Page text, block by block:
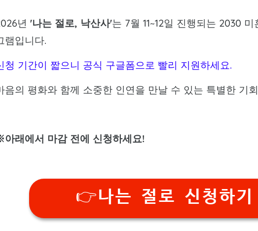
년 '나는 절로, 낙산사'는 7월 11~12일 진행되는 2030
램입니다.
청 기간이 짧으니 공식 구글폼으로 빨리 지원하세요.
음의 평화와 함께 소중한 인연을 만날 수 있는 특별한 기
래에서 마감 전에 신청하세요!
👉나는 절로 신청하기